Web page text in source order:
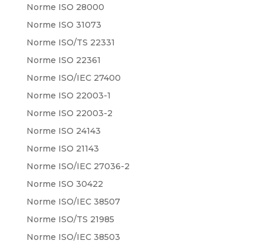
Norme ISO 28000
Norme ISO 31073
Norme ISO/TS 22331
Norme ISO 22361
Norme ISO/IEC 27400
Norme ISO 22003-1
Norme ISO 22003-2
Norme ISO 24143
Norme ISO 21143
Norme ISO/IEC 27036-2
Norme ISO 30422
Norme ISO/IEC 38507
Norme ISO/TS 21985
Norme ISO/IEC 38503